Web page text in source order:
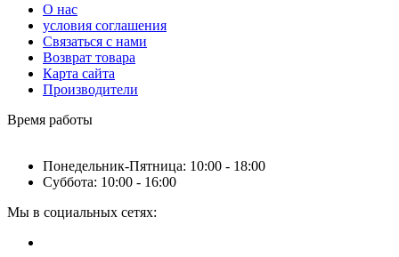
О нас
условия соглашения
Связаться с нами
Возврат товара
Карта сайта
Производители
Время работы
Понедельник-Пятница: 10:00 - 18:00
Суббота: 10:00 - 16:00
Мы в социальных сетях: